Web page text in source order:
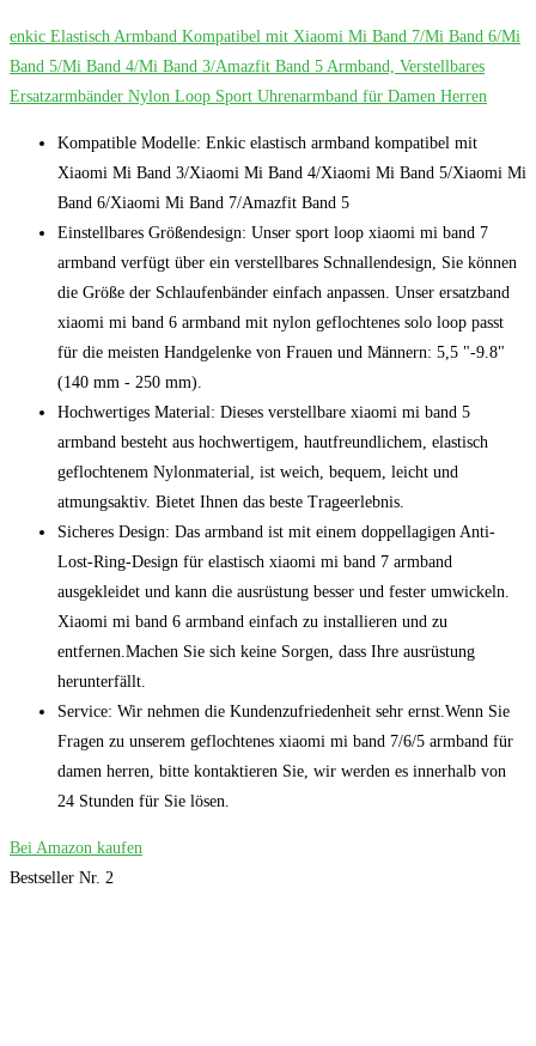
enkic Elastisch Armband Kompatibel mit Xiaomi Mi Band 7/Mi Band 6/Mi
Band 5/Mi Band 4/Mi Band 3/Amazfit Band 5 Armband, Verstellbares
Ersatzarmbänder Nylon Loop Sport Uhrenarmband für Damen Herren
Kompatible Modelle: Enkic elastisch armband kompatibel mit
Xiaomi Mi Band 3/Xiaomi Mi Band 4/Xiaomi Mi Band 5/Xiaomi Mi
Band 6/Xiaomi Mi Band 7/Amazfit Band 5
Einstellbares Größendesign: Unser sport loop xiaomi mi band 7
armband verfügt über ein verstellbares Schnallendesign, Sie können
die Größe der Schlaufenbänder einfach anpassen. Unser ersatzband
xiaomi mi band 6 armband mit nylon geflochtenes solo loop passt
für die meisten Handgelenke von Frauen und Männern: 5,5 "-9.8"
(140 mm - 250 mm).
Hochwertiges Material: Dieses verstellbare xiaomi mi band 5
armband besteht aus hochwertigem, hautfreundlichem, elastisch
geflochtenem Nylonmaterial, ist weich, bequem, leicht und
atmungsaktiv. Bietet Ihnen das beste Trageerlebnis.
Sicheres Design: Das armband ist mit einem doppellagigen Anti-
Lost-Ring-Design für elastisch xiaomi mi band 7 armband
ausgekleidet und kann die ausrüstung besser und fester umwickeln.
Xiaomi mi band 6 armband einfach zu installieren und zu
entfernen.Machen Sie sich keine Sorgen, dass Ihre ausrüstung
herunterfällt.
Service: Wir nehmen die Kundenzufriedenheit sehr ernst.Wenn Sie
Fragen zu unserem geflochtenes xiaomi mi band 7/6/5 armband für
damen herren, bitte kontaktieren Sie, wir werden es innerhalb von
24 Stunden für Sie lösen.
Bei Amazon kaufen
Bestseller Nr. 2